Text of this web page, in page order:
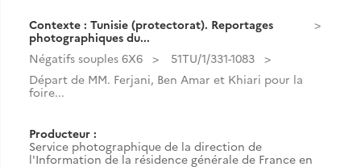
Contexte : Tunisie (protectorat). Reportages
photographiques du...
Négatifs souples 6X6
51TU/1/331-1083
Départ de MM. Ferjani, Ben Amar et Khiari pour la
foire...
Producteur :
Service photographique de la direction de
l'Information de la résidence générale de France en